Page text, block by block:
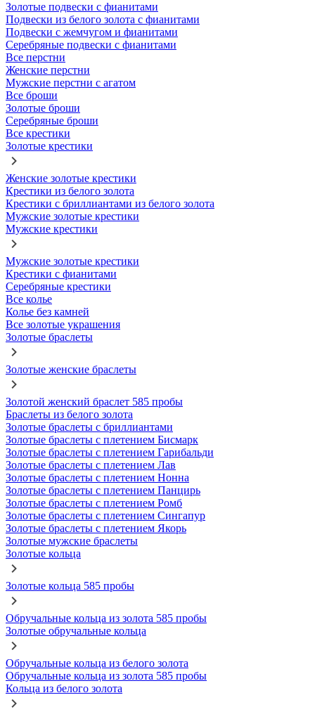
Золотые подвески с фианитами
Подвески из белого золота с фианитами
Подвески с жемчугом и фианитами
Серебряные подвески с фианитами
Все перстни
Женские перстни
Мужские перстни с агатом
Все броши
Золотые броши
Серебряные броши
Все крестики
Золотые крестики
Женские золотые крестики
Крестики из белого золота
Крестики с бриллиантами из белого золота
Мужские золотые крестики
Мужские крестики
Мужские золотые крестики
Крестики с фианитами
Серебряные крестики
Все колье
Колье без камней
Все золотые украшения
Золотые браслеты
Золотые женские браслеты
Золотой женский браслет 585 пробы
Браслеты из белого золота
Золотые браслеты с бриллиантами
Золотые браслеты с плетением Бисмарк
Золотые браслеты с плетением Гарибальди
Золотые браслеты с плетением Лав
Золотые браслеты с плетением Нонна
Золотые браслеты с плетением Панцирь
Золотые браслеты с плетением Ромб
Золотые браслеты с плетением Сингапур
Золотые браслеты с плетением Якорь
Золотые мужские браслеты
Золотые кольца
Золотые кольца 585 пробы
Обручальные кольца из золота 585 пробы
Золотые обручальные кольца
Обручальные кольца из белого золота
Обручальные кольца из золота 585 пробы
Кольца из белого золота